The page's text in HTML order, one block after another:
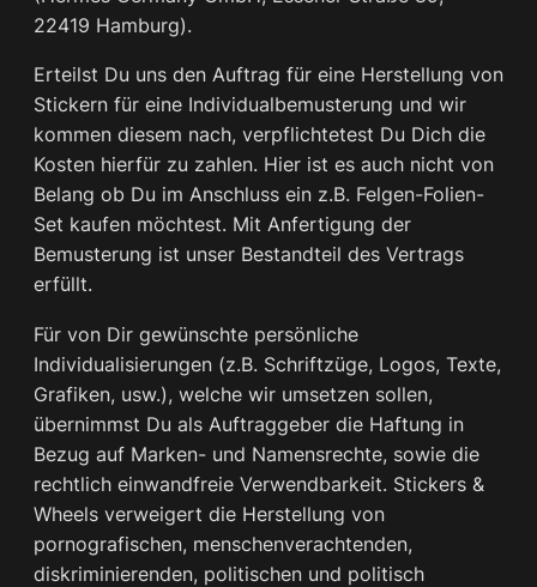
22419 Hamburg).
Erteilst Du uns den Auftrag für eine Herstellung von
Stickern für eine Individualbemusterung und wir
kommen diesem nach, verpflichtetest Du Dich die
Kosten hierfür zu zahlen. Hier ist es auch nicht von
Belang ob Du im Anschluss ein z.B. Felgen-Folien-
Set kaufen möchtest. Mit Anfertigung der
Bemusterung ist unser Bestandteil des Vertrags
erfüllt.
Für von Dir gewünschte persönliche
Individualisierungen (z.B. Schriftzüge, Logos, Texte,
Grafiken, usw.), welche wir umsetzen sollen,
übernimmst Du als Auftraggeber die Haftung in
Bezug auf Marken- und Namensrechte, sowie die
rechtlich einwandfreie Verwendbarkeit. Stickers &
Wheels verweigert die Herstellung von
pornografischen, menschenverachtenden,
diskriminierenden, politischen und politisch